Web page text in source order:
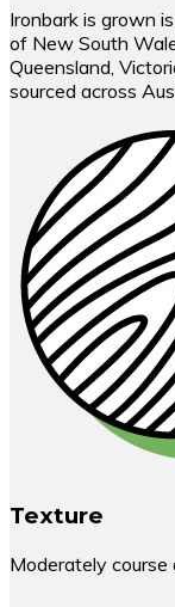
Ironbark is grown
of New South
Queensland,
sourced across
Texture
Moderately course